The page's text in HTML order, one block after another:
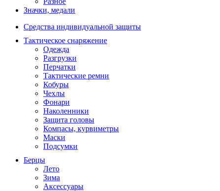
Значки, медали
Средства индивидуальной защиты
Тактическое снаряжение
Одежда
Разгрузки
Перчатки
Тактические ремни
Кобуры
Чехлы
Фонари
Наколенники
Защита головы
Компасы, курвиметры
Маски
Подсумки
Берцы
Лето
Зима
Аксессуары